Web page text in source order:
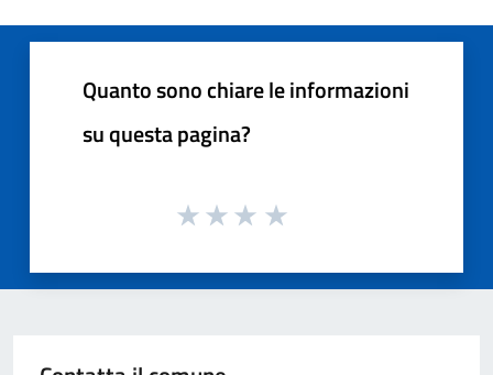
Quanto sono chiare le informazioni
su questa pagina?